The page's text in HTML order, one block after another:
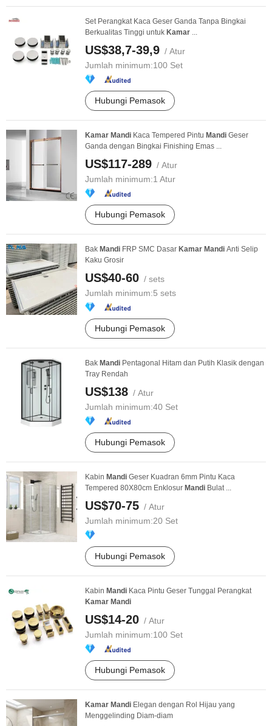
Set Perangkat Kaca Geser Ganda Tanpa Bingkai
Berkualitas Tinggi untuk Kamar ...
US$38,7-39,9 / Atur
Jumlah minimum:100 Set
Hubungi Pemasok
Kamar Mandi Kaca Tempered Pintu Mandi Geser
Ganda dengan Bingkai Finishing Emas ...
US$117-289 / Atur
Jumlah minimum:1 Atur
Hubungi Pemasok
Bak Mandi FRP SMC Dasar Kamar Mandi Anti Selip
Kaku Grosir
US$40-60 / sets
Jumlah minimum:5 sets
Hubungi Pemasok
Bak Mandi Pentagonal Hitam dan Putih Klasik dengan
Tray Rendah
US$138 / Atur
Jumlah minimum:40 Set
Hubungi Pemasok
Kabin Mandi Geser Kuadran 6mm Pintu Kaca
Tempered 80X80cm Enklosur Mandi Bulat ...
US$70-75 / Atur
Jumlah minimum:20 Set
Hubungi Pemasok
Kabin Mandi Kaca Pintu Geser Tunggal Perangkat
Kamar Mandi
US$14-20 / Atur
Jumlah minimum:100 Set
Hubungi Pemasok
Kamar Mandi Elegan dengan Rol Hijau yang
Menggelinding Diam-diam